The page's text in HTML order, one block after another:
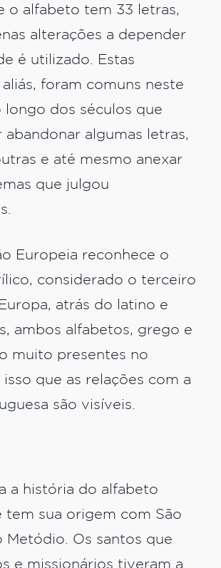
o alfabeto tem 33 letras,
alterações a depender
é utilizado. Estas
foram comuns neste
longo dos séculos que
abandonar algumas letras,
e até mesmo anexar
que julgou
Europeia reconhece o
considerado o terceiro
atrás do latino e
ambos alfabetos, grego e
muito presentes no
que as relações com a
são visíveis.
a história do alfabeto
tem sua origem com São
Metódio. Os santos que
e missionários tiveram a